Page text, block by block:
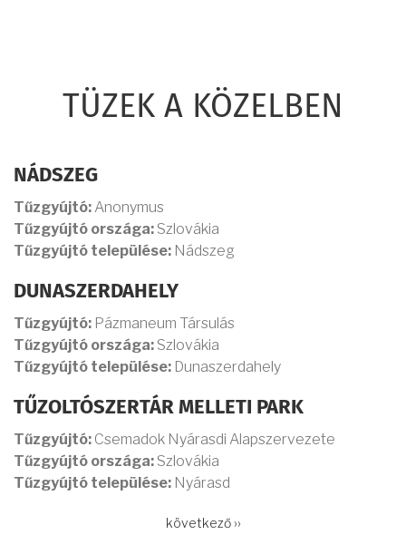
TÜZEK A KÖZELBEN
NÁDSZEG
Tűzgyújtó: Anonymus
Tűzgyújtó országa: Szlovákia
Tűzgyújtó települése: Nádszeg
DUNASZERDAHELY
Tűzgyújtó: Pázmaneum Társulás
Tűzgyújtó országa: Szlovákia
Tűzgyújtó települése: Dunaszerdahely
TŰZOLTÓSZERTÁR MELLETI PARK
Tűzgyújtó: Csemadok Nyárasdi Alapszervezete
Tűzgyújtó országa: Szlovákia
Tűzgyújtó települése: Nyárasd
Következő
következő ››